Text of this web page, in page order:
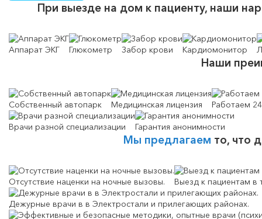
При выезде на дом к пациенту, наши
Аппарат ЭКГ Глюкометр Забор крови Кардиомонитор
Наши
Собственный автопарк Медицинская лицензия Работаем
Врачи разной специализации Гарантия анонимности
Мы предлагаем то, что
Отсутствие наценки на ночные вызовы. Выезд к пациентам в
Дежурные врачи в в Электростали и прилегающих районах.